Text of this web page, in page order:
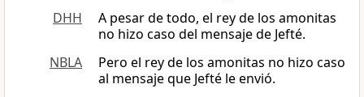
DHH
A pesar de todo, el rey de los amonitas
no hizo caso del mensaje de Jefté.
NBLA
Pero el rey de los amonitas no hizo caso
al mensaje que Jefté le envió.